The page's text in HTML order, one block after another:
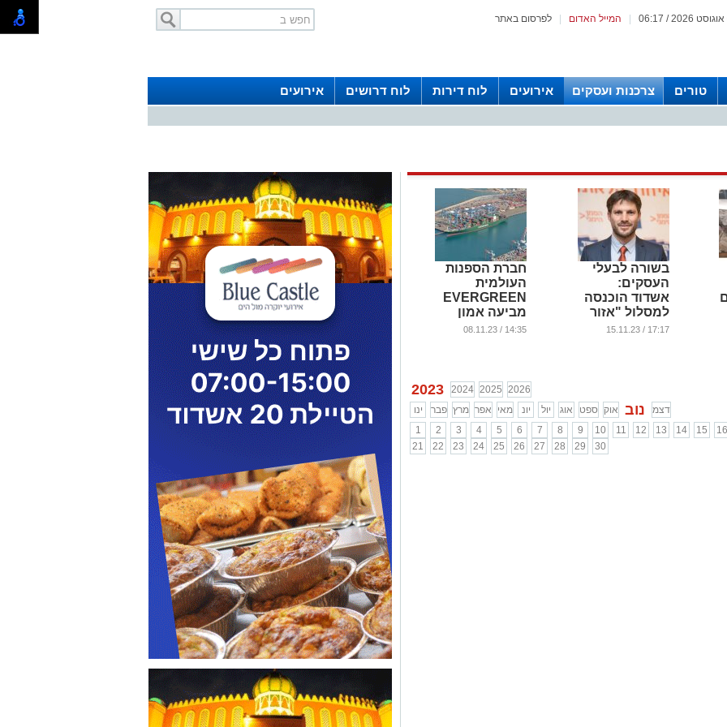
לפרסום באתר המייל האדום
טורים צרכנות ועסקים אירועים לוח דירות לוח דרושים אירועים
בשורה לבעלי
העסקים:
אשדוד הוכנסה
למסלול "אזור
מיוחד"
17:17 / 15.11.23
חברת הספנות
העולמית
EVERGREEN
מביעה אמון
בנמל אשדוד
14:35 / 08.11.23
2023 2024 2025 2026
ינו
פבר מרץ אפר מאי יונ יול אוג ספט אוק נוב
דצמ
1
2 3 4 5 6 7 8 9 10 11 12 13 14 15 16
21
22 23 24 25 26 27 28 29 30